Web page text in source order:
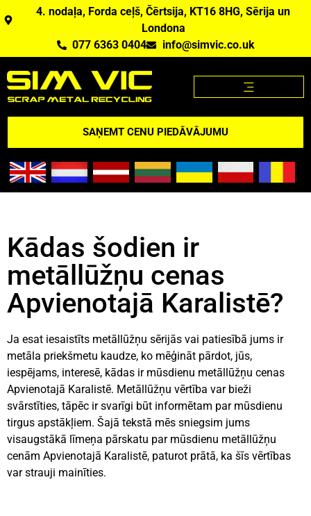
4. nodaļa, Forda ceļš, Čērtsija, KT16 8HG, Sērija un
Londona
077 6363 0404
info@simvic.co.uk
SAŅEMT CENU PIEDĀVĀJUMU
Kādas šodien ir
metāllūžņu cenas
Apvienotajā Karalistē?
Ja esat iesaistīts metāllūžņu sērijās vai patiesībā jums ir
metāla priekšmetu kaudze, ko mēģināt pārdot, jūs,
iespējams, interesē, kādas ir mūsdienu metāllūžņu cenas
Apvienotajā Karalistē. Metāllūžņu vērtība var bieži
svārstīties, tāpēc ir svarīgi būt informētam par mūsdienu
tirgus apstākļiem. Šajā tekstā mēs sniegsim jums
visaugstākā līmeņa pārskatu par mūsdienu metāllūžņu
cenām Apvienotajā Karalistē, paturot prātā, ka šīs vērtības
var strauji mainīties.